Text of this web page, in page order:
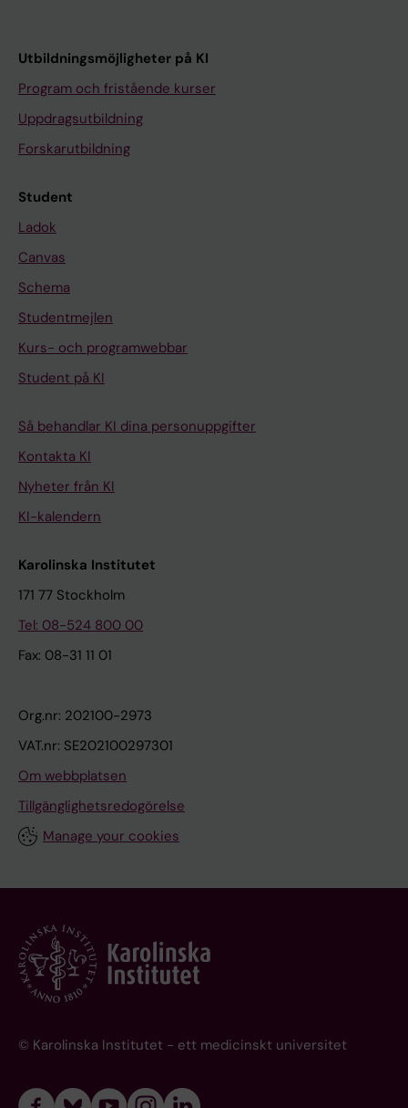
Utbildningsmöjligheter på KI
Program och fristående kurser
Uppdragsutbildning
Forskarutbildning
Student
Ladok
Canvas
Schema
Studentmejlen
Kurs- och programwebbar
Student på KI
Så behandlar KI dina personuppgifter
Kontakta KI
Nyheter från KI
KI-kalendern
Karolinska Institutet
171 77 Stockholm
Tel: 08-524 800 00
Fax: 08-31 11 01
Org.nr: 202100-2973
VAT.nr: SE202100297301
Om webbplatsen
Tillgänglighetsredogörelse
Manage your cookies
© Karolinska Institutet - ett medicinskt universitet